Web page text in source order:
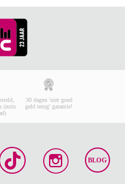
(mits
30 dagen 'niet goed
geld terug' garantie!
BLOG